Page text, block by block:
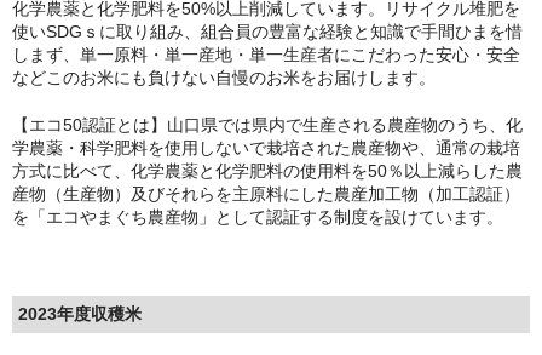
化学農薬と化学肥料を50%以上削減しています。リサイクル堆肥を
使いSDGｓに取り組み、組合員の豊富な経験と知識で手間ひまを惜
しまず、単一原料・単一産地・単一生産者にこだわった安心・安全
などこのお米にも負けない自慢のお米をお届けします。
【エコ50認証とは】山口県では県内で生産される農産物のうち、化
学農薬・科学肥料を使用しないで栽培された農産物や、通常の栽培
方式に比べて、化学農薬と化学肥料の使用料を50％以上減らした農
産物（生産物）及びそれらを主原料にした農産加工物（加工認証）
を「エコやまぐち農産物」として認証する制度を設けています。
2023年度収穫米